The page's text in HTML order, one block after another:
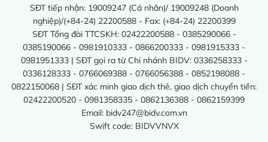
SĐT tiếp nhận: 19009247 (Cá nhân)/ 19009248 (Doanh
nghiệp)/(+84-24) 22200588 - Fax: (+84-24) 22200399
SĐT Tổng đài TTCSKH: 02422200588 - 0385290066 -
0385190066 - 0981910333 - 0866200333 - 0981915333 -
0981951333 | SĐT gọi ra từ Chi nhánh BIDV: 0336258333 -
0336128333 - 0766069388 - 0766056388 - 0852198088 -
0822150068 | SĐT xác minh giao dịch thẻ, giao dịch chuyển tiền:
02422200520 - 0981358335 - 0862136388 - 0862159399
Email: bidv247@bidv.com.vn
Swift code: BIDVVNVX